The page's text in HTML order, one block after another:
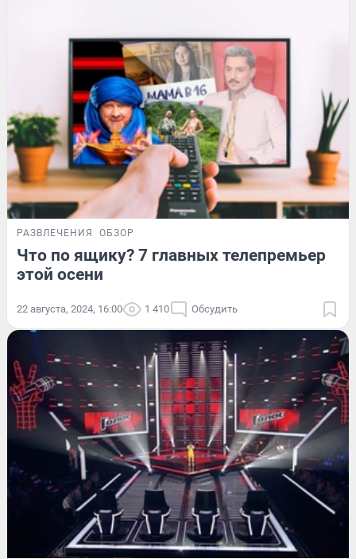
РАЗВЛЕЧЕНИЯ ОБЗОР
Что по ящику? 7 главных телепремьер
этой осени
22 августа, 2024, 16:00 1 410 Обсудить